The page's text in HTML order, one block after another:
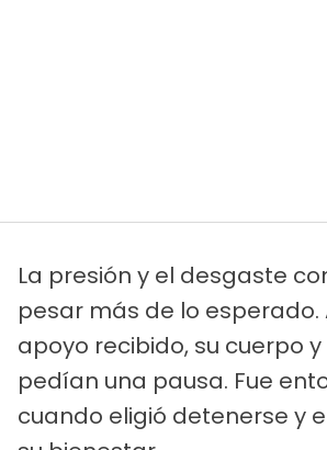
La presión y el desgaste
pesar más de lo esperado.
apoyo recibido, su cuerpo
pedían una pausa. Fue
cuando eligió detenerse y